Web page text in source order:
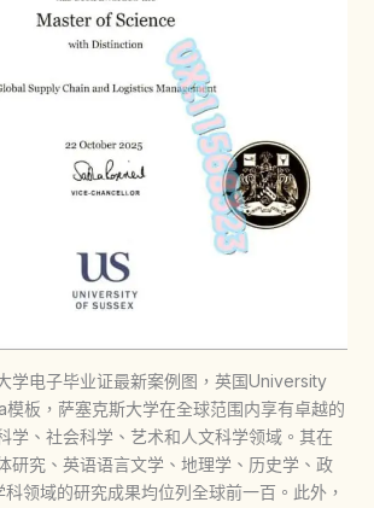
学电子毕业证最新案例图，英国University
板，萨塞克斯大学在全球范围内享有卓越的
学、社会科学、艺术和人文科学领域。其在
研究、英语语言文学、地理学、历史学、政
领域的研究成果均位列全球前一百。此外，